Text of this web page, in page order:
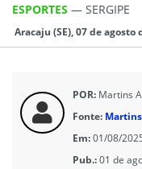
ESPORTES — SERGIPE
Aracaju (SE), 07 de agosto
POR: Martins
Fonte:
Em:01/08/
Pub.:01 de